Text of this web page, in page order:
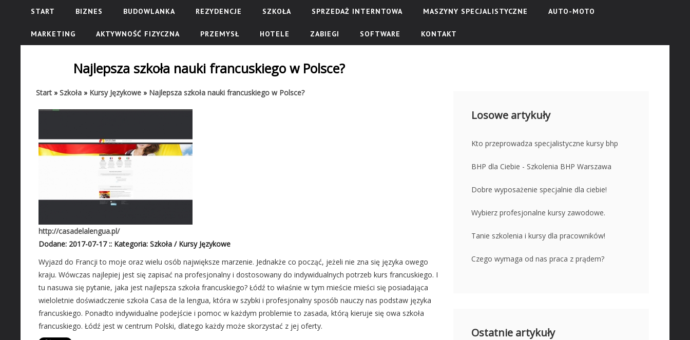
START BIZNES BUDOWLANKA REZYDENCJE SZKOŁA SPRZEDAŻ INTERNTOWA MASZYNY SPECJALISTYCZNE AUTO-MOTO
MARKETING AKTYWNOŚĆ FIZYCZNA PRZEMYSŁ HOTELE ZABIEGI SOFTWARE KONTAKT
Najlepsza szkoła nauki francuskiego w Polsce?
Start » Szkoła » Kursy Językowe » Najlepsza szkoła nauki francuskiego w Polsce?
http://casadelalengua.pl/
Dodane: 2017-07-17 :: Kategoria: Szkoła / Kursy Językowe
Wyjazd do Francji to moje oraz wielu osób największe marzenie. Jednakże co począć, jeżeli nie zna się języka owego
kraju. Wówczas najlepiej jest się zapisać na profesjonalny i dostosowany do indywidualnych potrzeb kurs francuskiego. I
tu nasuwa się pytanie, jaka jest najlepsza szkoła francuskiego? Łódź to właśnie w tym mieście mieści się posiadająca
wieloletnie doświadczenie szkoła Casa de la lengua, która w szybki i profesjonalny sposób nauczy nas podstaw języka
francuskiego. Ponadto indywidualne podejście i pomoc w każdym problemie to zasada, którą kieruje się owa szkoła
francuskiego. Łódź jest w centrum Polski, dlatego każdy może skorzystać z jej oferty.
Losowe artykuły
Kto przeprowadza specjalistyczne kursy bhp
BHP dla Ciebie - Szkolenia BHP Warszawa
Dobre wyposażenie specjalnie dla ciebie!
Wybierz profesjonalne kursy zawodowe.
Tanie szkolenia i kursy dla pracowników!
Czego wymaga od nas praca z prądem?
Ostatnie artykuły